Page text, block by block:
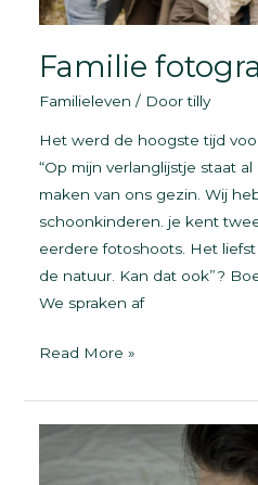
Familie
Familieleven / Doortilly
Het werd de hoogste tijd
“Op mijn verlanglijstje staat
maken van ons gezin. Wij
schoonkinderen. je kent
eerdere fotoshoots. Het liefst
de natuur. Kan dat ook”?
We spraken af
Familie
Friesland
Read More »